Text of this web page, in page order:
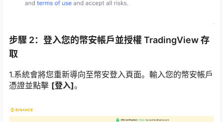
步驟 2：登入您的幣安帳戶並授權 TradingView 存
取
1.系統會將您重新導向至幣安登入頁面。輸入您的幣安帳戶
憑證並點擊 [登入]。